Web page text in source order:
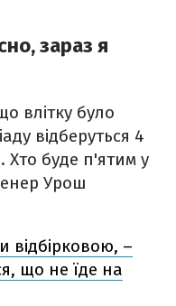
зараз я
влітку було
відберуться 4
Хто буде п'ятим у
Урош
відбірковою, –
що не їде на